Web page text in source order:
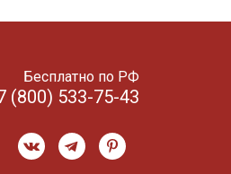
Бесплатно по РФ
(800) 533-75-43